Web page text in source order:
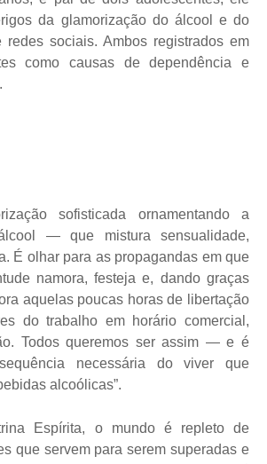
da glamorização do álcool e do
redes sociais. Ambos registrados em
como causas de dependência e
sofisticada ornamentando a
— que mistura sensualidade,
É olhar para as propagandas em que
namora, festeja e, dando graças
aquelas poucas horas de libertação
do trabalho em horário comercial,
Todos queremos ser assim — e é
necessária do viver que
alcoólicas”.
Espírita, o mundo é repleto de
que servem para serem superadas e